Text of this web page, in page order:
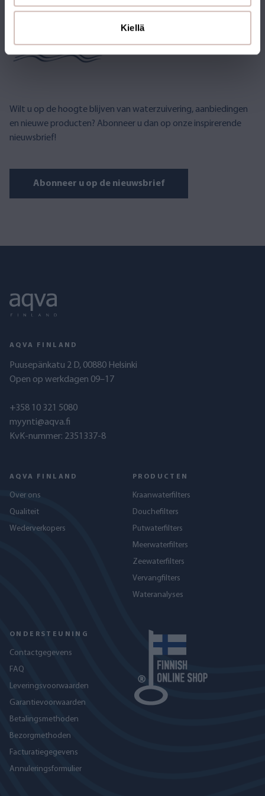
Kiellä
NIEUWSBRIEF
Wilt u op de hoogte blijven van waterzuivering, aanbiedingen
en nieuwe producten? Abonneer u dan op onze inspirerende
nieuwsbrief!
Abonneer u op de nieuwsbrief
AQVA FINLAND
Puusepänkatu 2 D, 00880 Helsinki
Open op werkdagen 09–17
+358 10 321 5080
myynti@aqva.fi
KvK-nummer: 2351337-8
AQVA FINLAND
Over ons
Qualiteit
Wederverkopers
PRODUCTEN
Kraanwaterfilters
Douchefilters
Putwaterfilters
Meerwaterfilters
Zeewaterfilters
Vervangfilters
Wateranalyses
ONDERSTEUNING
Contactgegevens
FAQ
Leveringsvoorwaarden
Garantievoorwaarden
Betalingsmethoden
Bezorgmethoden
Facturatiegegevens
Annuleringsformulier